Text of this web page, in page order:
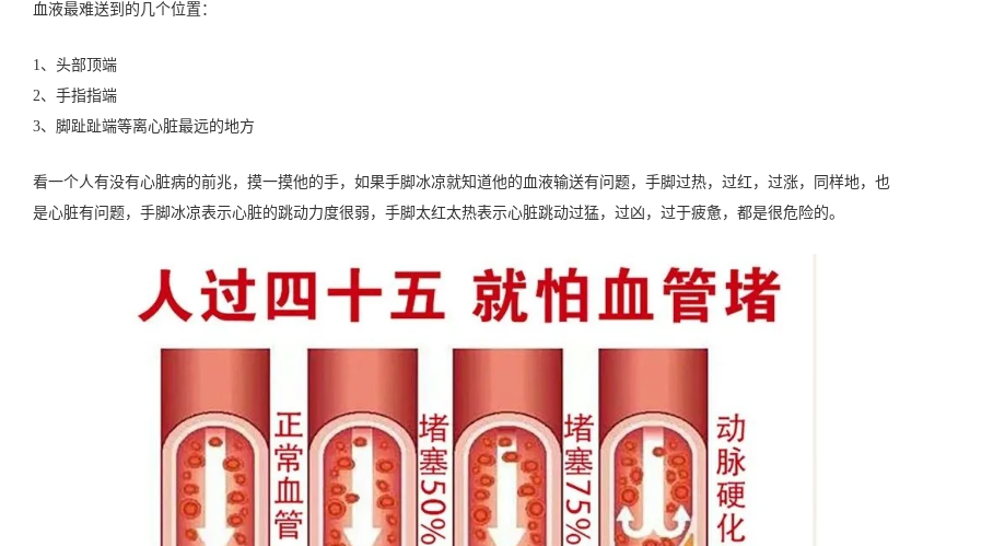
血液最难送到的几个位置：
1、头部顶端
2、手指指端
3、脚趾趾端等离心脏最远的地方
看一个人有没有心脏病的前兆，摸一摸他的手，如果手脚冰凉就知道他的血液输送有问题，手脚过热，过红，过涨，同样地，也
是心脏有问题，手脚冰凉表示心脏的跳动力度很弱，手脚太红太热表示心脏跳动过猛，过凶，过于疲惫，都是很危险的。